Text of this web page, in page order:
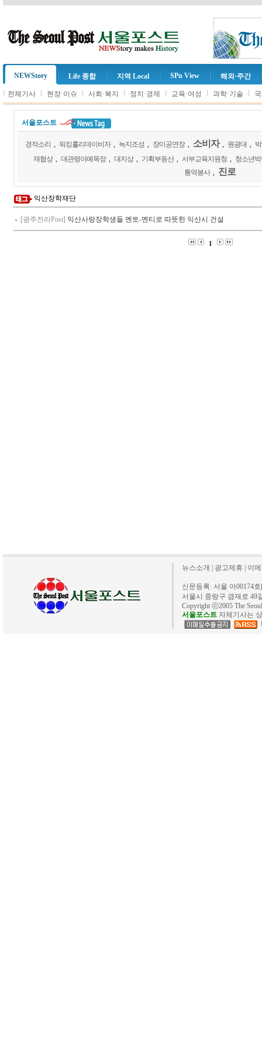
NEWStory Life 종합 지역 Local SPn View 해외·주간
l 전체기사 l 현장·이슈 l 사회·복지 l 정치·경제 l 교육·여성 l 과학·기술 l
서울포스트
경적소리 워킹홀리데이비자 녹지조성 장미공연장 소비자 원광대
재협상
대관령야예목장 대지상 기획부동산 서부교육지원청
청소년
통역봉사
진로
익산장학재단
[광주전라Post] 익산사랑장학생들 멘토-멘티로 따뜻한 익산시 건설
1
뉴스소개 광고제휴 이
신문등록: 서울 아00174
서울시 중랑구 겸재로 49
Copyright ⓒ2005 The
서울포스트 자체기사는